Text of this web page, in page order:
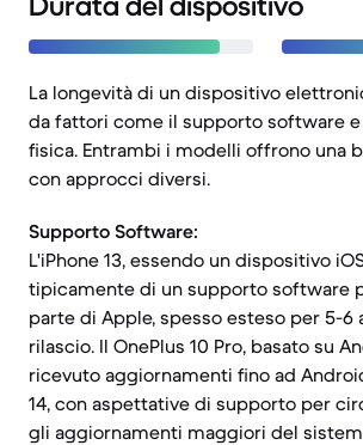
La longevità di un dispositivo
da fattori come il supporto software e
fisica. Entrambi i modelli offrono una
con approcci diversi.
Supporto Software:
L'iPhone 13, essendo un dispositivo
tipicamente di un supporto software
parte di Apple, spesso esteso per 5-6
rilascio. Il OnePlus 10 Pro, basato su
ricevuto aggiornamenti fino ad
14, con aspettative di supporto per
gli aggiornamenti maggiori del